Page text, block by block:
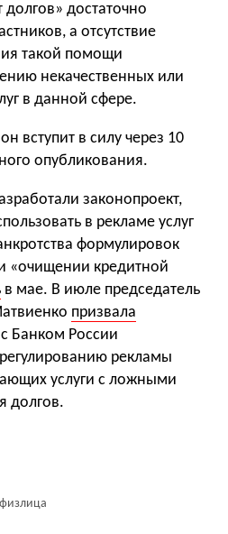
достаточно
а отсутствие
такой помощи
некачественных или
в данной сфере.
вступит в силу через 10
опубликования.
законопроект,
в рекламе услуг
формулировок
«очищении кредитной
в мае. В июле председатель
призвала
Банком России
рекламы
услуги с ложными
долгов.
физлица